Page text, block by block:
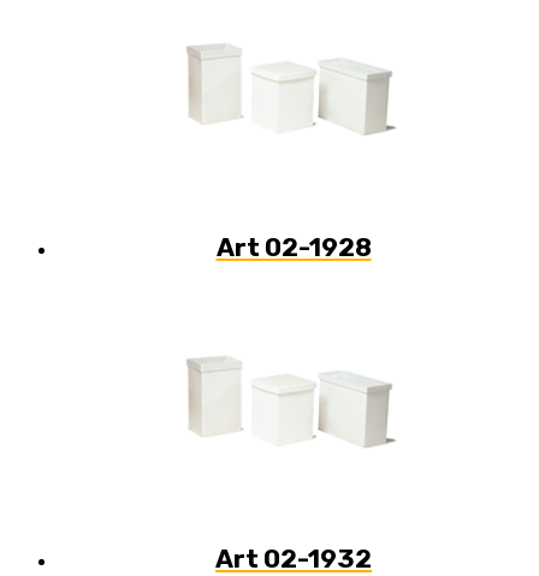
Art 02-1928
Art 02-1932